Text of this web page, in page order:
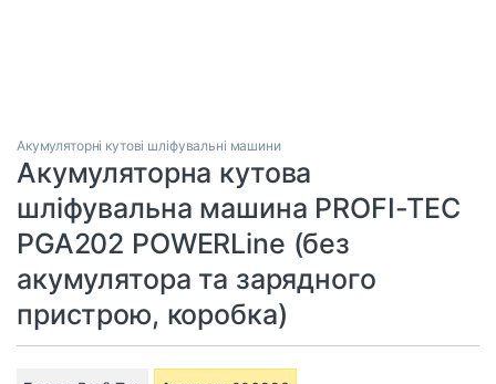
Акумуляторні кутові шліфувальні машини
Акумуляторна кутова
шліфувальна машина PROFI-TEC
PGA202 POWERLine (без
акумулятора та зарядного
пристрою, коробка)